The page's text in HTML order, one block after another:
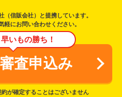
（信販会社）と提携しています。
軽にお問い合わせください。
いもの勝ち！
査申込み
が確定することはございません